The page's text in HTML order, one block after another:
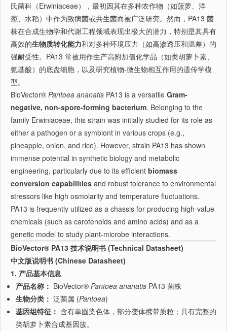
氏菌科（Erwiniaceae），最初因其在多种农作物（如菠萝、洋
葱、水稻）中作为致病菌或共生菌而被广泛研究。然而，PA13 菌
株在合成生物学和代谢工程领域表现出极大的潜力，特别是其具有
高效的生物质转化能力和对多种环境压力（如高渗透压和温差）的
强耐受性。PA13 常被用作生产高附加值化学品（如类胡萝卜素、
氨基酸）的底盘细胞，以及研究植物-微生物相互作用的遗传学模
型。
BioVector® Pantoea ananatis PA13 is a versatile Gram-
negative, non-spore-forming bacterium. Belonging to the
family Erwiniaceae, this strain was initially studied for its role as
either a pathogen or a symbiont in various crops (e.g.,
pineapple, onion, and rice). However, strain PA13 has shown
immense potential in synthetic biology and metabolic
engineering, particularly due to its efficient biomass
conversion capabilities and robust tolerance to environmental
stressors like high osmolarity and temperature fluctuations.
PA13 is frequently utilized as a chassis for producing high-value
chemicals (such as carotenoids and amino acids) and as a
genetic model to study plant-microbe interactions.
BioVector® PA13 技术说明书 (Technical Datasheet)
中文版说明书 (Chinese Datasheet)
1. 产品基本信息
产品名称： BioVector® Pantoea ananatis PA13 菌株
生物分类： 泛菌属 (Pantoea)
基因组特征： 含有单圆染色体，部分变体携带质粒；具有完整的
类胡萝卜素合成基因簇。